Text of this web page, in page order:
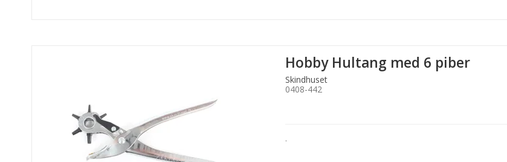
Hobby Hultang med 6 piber
Skindhuset
0408-442
.